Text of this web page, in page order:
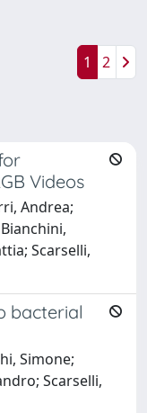
1 2
Videos
Andrea;
Scarselli,
bacterial
Simone;
Scarselli,